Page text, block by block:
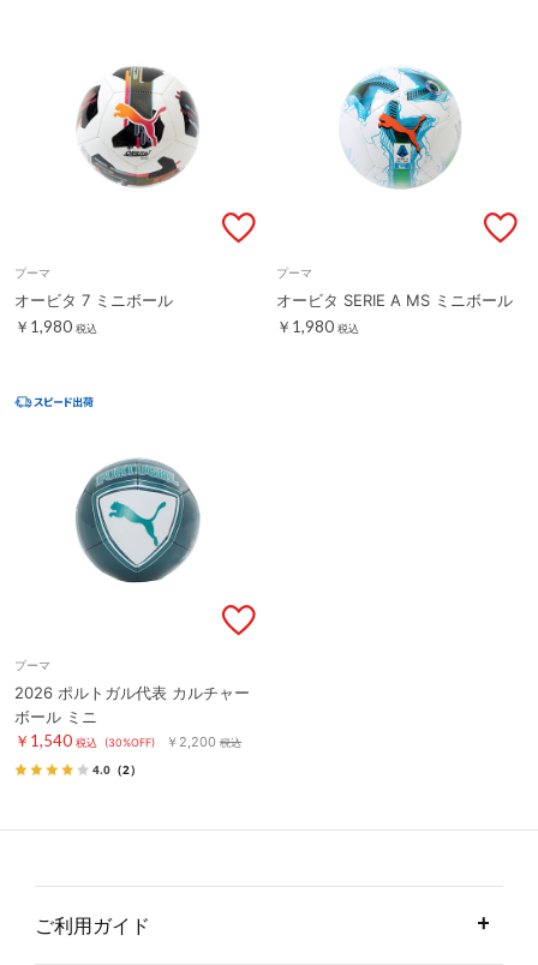
プーマ
オービタ 7 ミニボール
￥1,980 税込
プーマ
オービタ SERIE A MS ミニボール
￥1,980 税込
プーマ
2026 ポルトガル代表 カルチャー
ボール ミニ
￥1,540 税込 (30%OFF) ￥2,200 税込
4.0 （2）
ご利用ガイド